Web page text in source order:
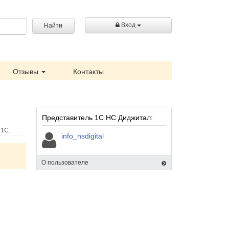
Найти Вход
Отзывы Контакты
1С.
Представитель 1С НС Диджитал:
info_nsdigital
О пользователе